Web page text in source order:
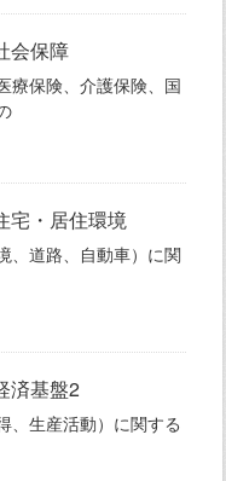
会保障
療保険、介護保険、国
宅・居住環境
、道路、自動車）に関
済基盤2
、生産活動）に関する